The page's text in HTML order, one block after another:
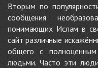
Вторым по
сообщения
понимающих Ислам в
сайт различные
общего с
людьми. Часто эти